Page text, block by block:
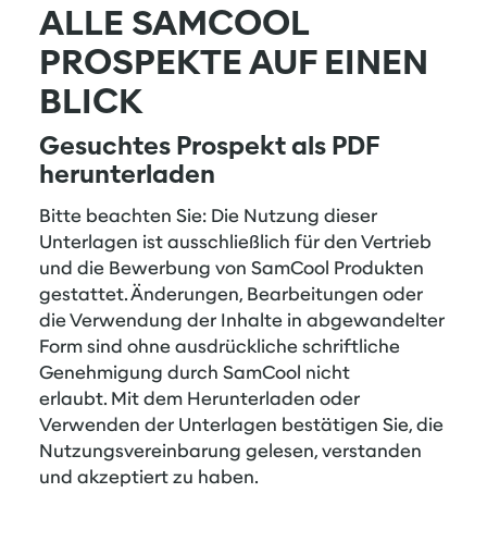
ALLE SAMCOOL
PROSPEKTE AUF EINEN
BLICK
Gesuchtes Prospekt als PDF
herunterladen
Bitte beachten Sie: Die Nutzung dieser
Unterlagen ist ausschließlich für den Vertrieb
und die Bewerbung von SamCool Produkten
gestattet. Änderungen, Bearbeitungen oder
die Verwendung der Inhalte in abgewandelter
Form sind ohne ausdrückliche schriftliche
Genehmigung durch SamCool nicht
erlaubt. Mit dem Herunterladen oder
Verwenden der Unterlagen bestätigen Sie, die
Nutzungsvereinbarung gelesen, verstanden
und akzeptiert zu haben.